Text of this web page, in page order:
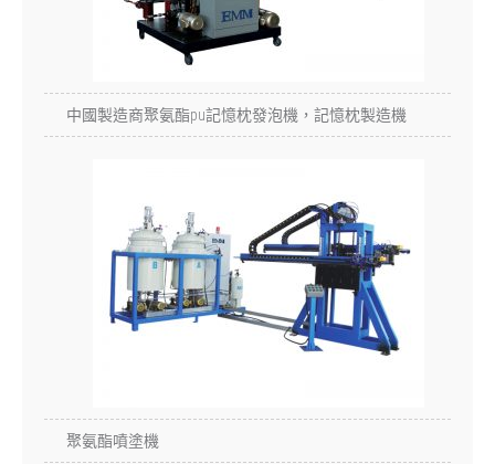
中國製造商聚氨酯pu記憶枕發泡機，記憶枕製造機
聚氨酯噴塗機